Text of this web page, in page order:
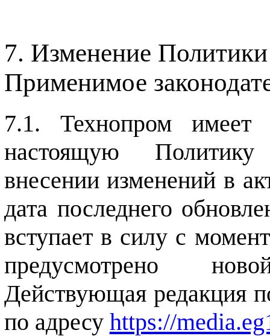
Изменение
Применимое
Технопром имеет
настоящую
внесении изменений в
дата последнего
вступает в силу с
предусмотрено
Действующая редакция
по адресу https://